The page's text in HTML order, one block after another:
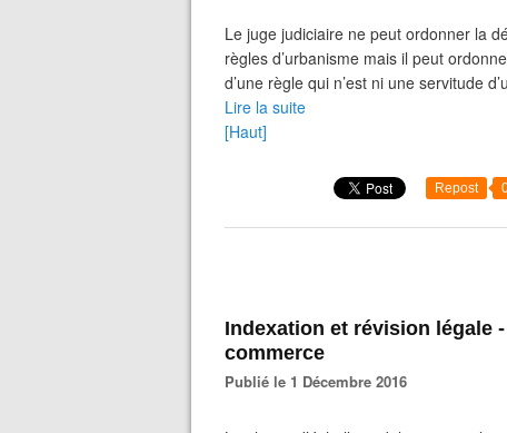
Le juge judiciaire ne peut ordonner la
règles d’urbanisme mais il peut
d’une règle qui n’est ni une servitude
Lire la suite
[Haut]
Repost
Indexation et révision légale
commerce
Publié le 1 Décembre 2016